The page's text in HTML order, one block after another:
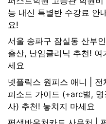
능 내신 특별반 수강료 안
요!
서울 송파구 잠실동 산부
출산, 난임클리닉 추천! 여
세요
넷플릭스 원피스 애니 | 전
피소드 가이드 (+arc별, 명
사) 추천! 놓치지 마세요